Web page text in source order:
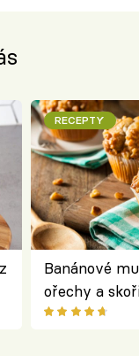
RECEPTY
Banánové
ořechy a